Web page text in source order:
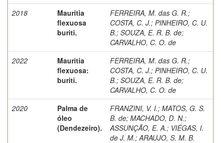
2018
Mauritia
flexuosa
buriti.
FERREIRA, M. das G. R.;
COSTA, C. J.; PINHEIRO, C. U.
B.; SOUZA, E. R. B. de;
CARVALHO, C. O. de
2022
Mauritia
flexuosa:
buriti.
FERREIRA, M. das G. R.;
COSTA, C. J.; PINHEIRO, C. U.
B.; SOUZA, E. R. B. de;
CARVALHO, C. O. de
2020
Palma de
óleo
(Dendezeiro).
FRANZINI, V. I.; MATOS, G. S.
B. de; MACHADO, D. N.;
ASSUNÇÃO, E. A.; VIÉGAS, I.
de J. M.; ARAUJO, S. M. B.